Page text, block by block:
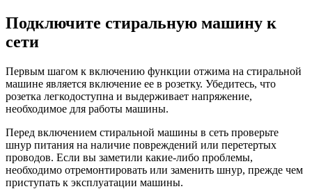
Подключите стиральную машину к
сети
Первым шагом к включению функции отжима на стиральной
машине является включение ее в розетку. Убедитесь, что
розетка легкодоступна и выдерживает напряжение,
необходимое для работы машины.
Перед включением стиральной машины в сеть проверьте
шнур питания на наличие повреждений или перетертых
проводов. Если вы заметили какие-либо проблемы,
необходимо отремонтировать или заменить шнур, прежде чем
приступать к эксплуатации машины.